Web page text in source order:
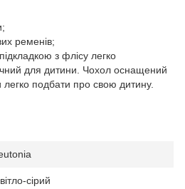
ременів;
з флісу легко
для дитини. Чохол оснащений
подбати про свою дитину.
сірий